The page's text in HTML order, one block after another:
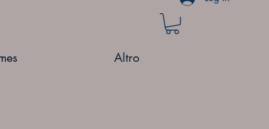
Altro